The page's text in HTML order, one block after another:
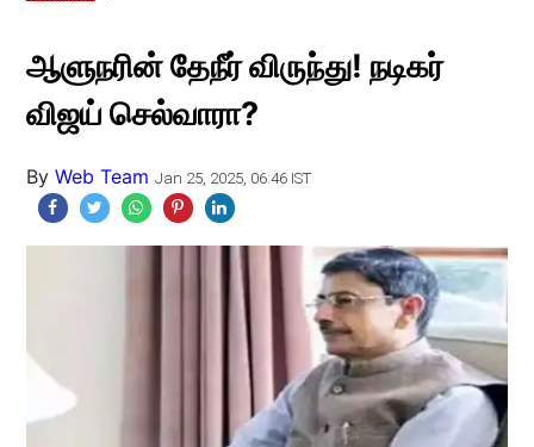
ஆளுநரின் தேநீர் விருந்து! நடிகர்
விஜய் செல்வாரா?
By Web Team Jan 25, 2025, 06:46 IST